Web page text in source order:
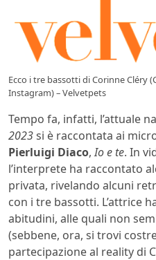
Ecco i tre bassotti di Corinne Cléry
Instagram) – Velvetpets
Tempo fa, infatti, l’attuale
2023si è raccontata ai
Pierluigi Diaco,Io e te. In
l’interprete ha raccontato
privata, rivelando alcuni
con i tre bassotti. L’attrice
abitudini, alle quali non
(sebbene, ora, si trovi
partecipazione al reality di